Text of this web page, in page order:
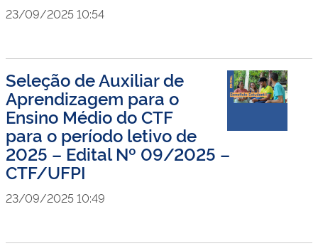
23/09/2025 10:54
Seleção de Auxiliar de
Aprendizagem para o
Ensino Médio do CTF
para o período letivo de
2025 – Edital Nº 09/2025 –
CTF/UFPI
23/09/2025 10:49